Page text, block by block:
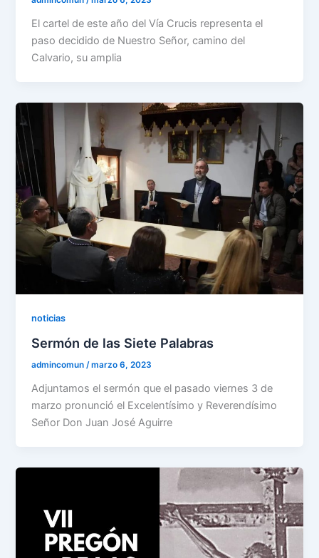
El cartel de este año del Vía Crucis representa el
paso decidido de Nuestro Señor, camino del
Calvario, su amplia
noticias
Sermón de las Siete Palabras
admincomun/marzo 6, 2023
Adjuntamos el sermón que el pasado viernes 3 de
marzo pronunció el Excelentísimo y Reverendísimo
Señor Don Juan José Aguirre